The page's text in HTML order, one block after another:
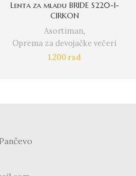
Lenta za mladu BRIDE S220-1-
CIRKON
Asortiman,
Oprema za devojačke večeri
1.200rsd